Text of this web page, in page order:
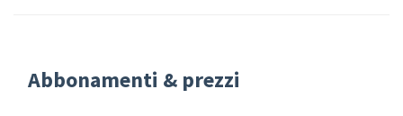
Abbonamenti & prezzi